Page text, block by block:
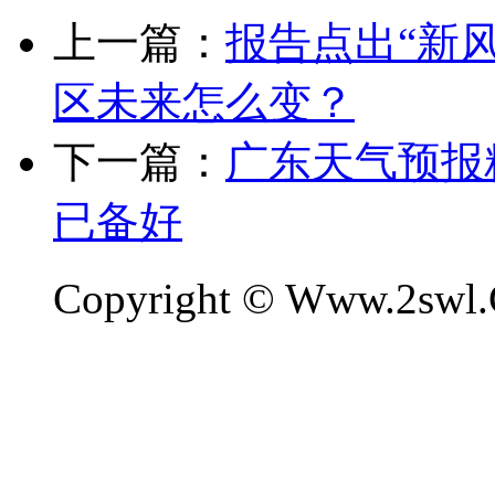
上一篇： 报告点出“新
区未来怎么变？
下一篇： 广东天气预
已备好
Copyright ©